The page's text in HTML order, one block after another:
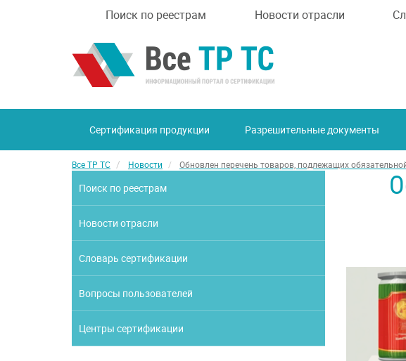
Поиск по реестрам Новости отрасли
Сертификация продукции Разрешительные документы
Все ТР ТС Новости Обновлен перечень товаров, подлежащих
Поиск по реестрам
Новости отрасли
Словарь сертификации
Вопросы пользователей
Центры сертификации